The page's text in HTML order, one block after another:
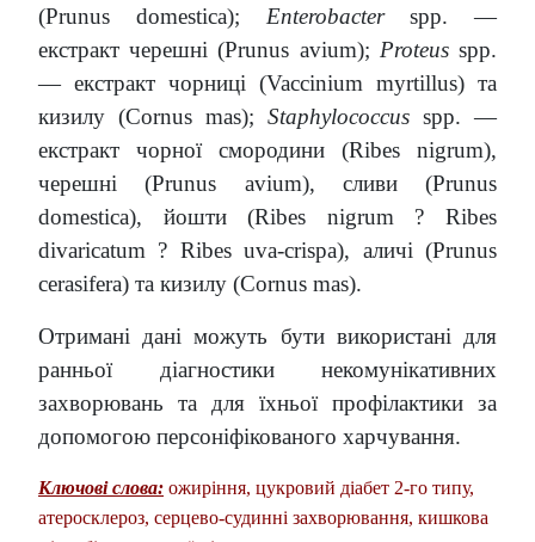
(Prunus domestica); Enterobacterspp. —
екстракт черешні (Prunus avium); Proteusspp.
— екстракт чорниці (Vaccinium myrtillus) та
кизилу (Cornus mas); Staphylococcus spp. —
екстракт чорної смородини (Ribes nigrum),
черешні (Prunus avium), сливи (Prunus
domestica), йошти (Ribes nigrum ? Ribes
divaricatum ? Ribes uva-crispa), аличі (Prunus
cerasifera) та кизилу (Cornus mas).
Отримані дані можуть бути використані для
ранньої діагностики некомунікативних
захворювань та для їхньої профілактики за
допомогою персоніфікованого харчування.
Ключові слова: ожиріння, цукровий діабет 2-го типу,
атеросклероз, серцево-судинні захворювання, кишкова